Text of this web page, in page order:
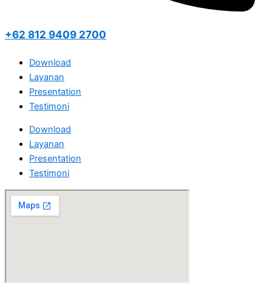
+62 812 9409 2700
Download
Layanan
Presentation
Testimoni
Download
Layanan
Presentation
Testimoni